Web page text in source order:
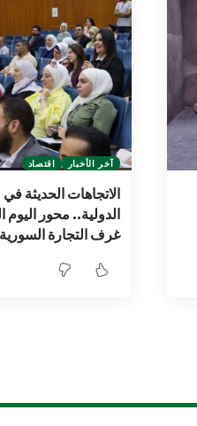
آخر الأخبار اقتصاد
الاتجاهات الحديثة
الدولية.. محور اليوم
غرف التجارة السورية